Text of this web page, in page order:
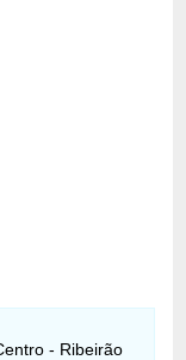
- Ribeirão